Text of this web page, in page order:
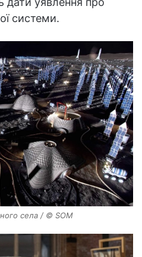
системи.
села / © SOM